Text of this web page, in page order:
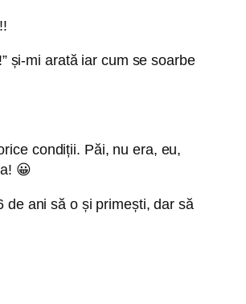
și-mi arată iar cum se soarbe
condiții. Păi, nu era, eu,
😀
de ani să o și primești, dar să